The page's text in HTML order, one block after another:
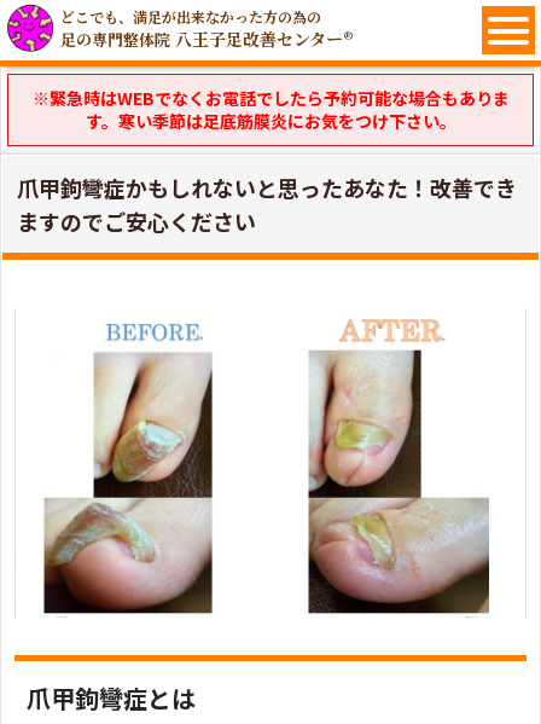
どこでも、満足が出来なかった方の為の
足の専門整体院 八王子足改善センター®
※緊急時はWEBでなくお電話でしたら予約可能な場合もありま
す。寒い季節は足底筋膜炎にお気をつけ下さい。
爪甲鉤彎症かもしれないと思ったあなた！改善でき
ますのでご安心ください
爪甲鉤彎症とは